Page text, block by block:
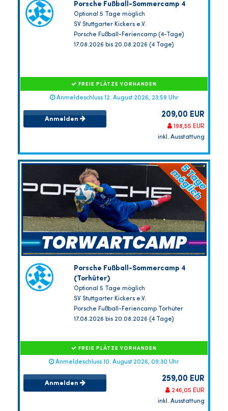
Porsche Fußball-Sommercamp 4
Optional 5 Tage möglich
SV Stuttgarter Kickers e.V.
Porsche Fußball-Feriencamp (4-Tage)
17.08.2026 bis 20.08.2026 (4 Tage)
FREIE PLÄTZE VORHANDEN
Anmeldeschluss 12. August 2026, 23:59 Uhr
Anmelden 209,00 EUR
198,55 EUR
inkl. Ausstattung
Porsche Fußball-Sommercamp 4
(Torhüter)
Optional 5 Tage möglich
SV Stuttgarter Kickers e.V.
Porsche Fußball-Feriencamp Torhüter
17.08.2026 bis 20.08.2026 (4 Tage)
FREIE PLÄTZE VORHANDEN
Anmeldeschluss 10. August 2026, 09:30 Uhr
Anmelden 259,00 EUR
246,05 EUR
inkl. Ausstattung